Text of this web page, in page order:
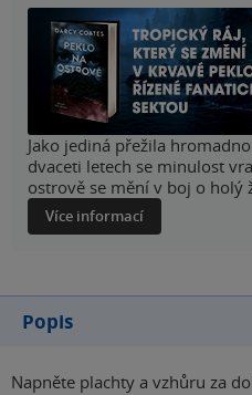
Jako jediná přežila
dvaceti letech se minulost
ostrově se mění v boj o holý
Více informací
Popis
Napněte plachty a vzhůru za